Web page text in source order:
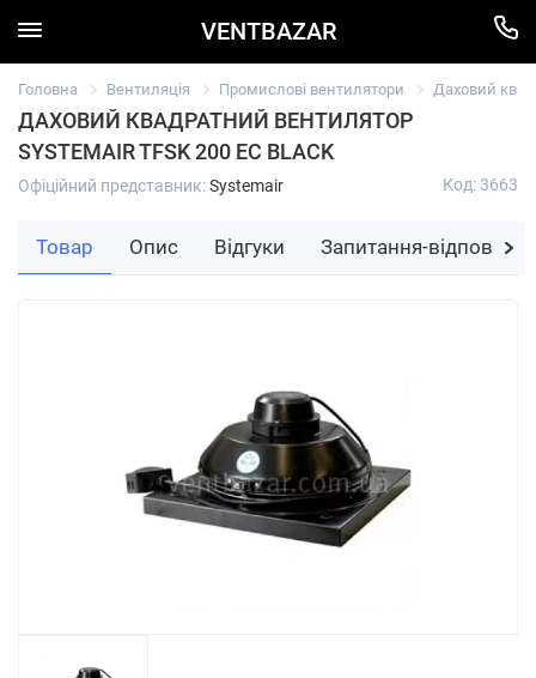
VENTBAZAR
Головна Вентиляція Промислові вентилятори Даховий
ДАХОВИЙ КВАДРАТНИЙ ВЕНТИЛЯТОР
SYSTEMAIR TFSK 200 EC BLACK
Офіційний представник:Systemair Код: 3663
Товар Опис Відгуки Запитання-відповідь